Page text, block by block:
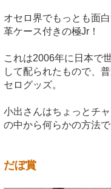
オセロ界でもっとも面
革ケース付きの極Jr！
これは2006年に日本で
して配られたもので、
セログッズ。
小出さんはちょっとチ
の中から何らかの方法
だぼ賞